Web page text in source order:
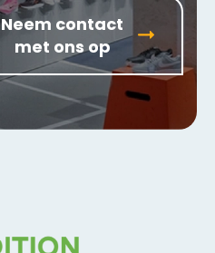
Neem contact
met ons op